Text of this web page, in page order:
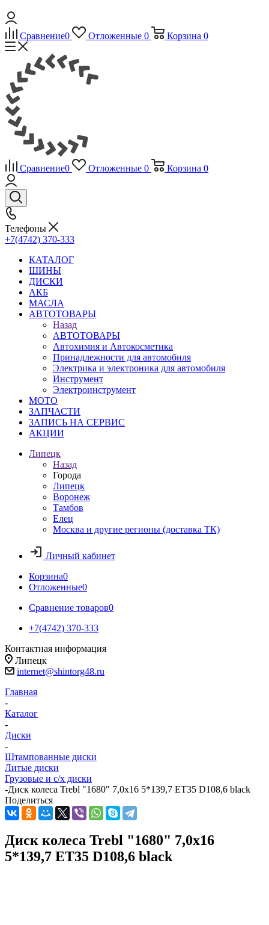
Сравнение0 Отложенные 0 Корзина 0
Сравнение0 Отложенные 0 Корзина 0
Телефоны
+7(4742) 370-333
КАТАЛОГ
ШИНЫ
ДИСКИ
АКБ
МАСЛА
АВТОТОВАРЫ
Назад
АВТОТОВАРЫ
Автохимия и Автокосметика
Принадлежности для автомобиля
Электрика и электроника для автомобиля
Инструмент
Электроинструмент
МОТО
ЗАПЧАСТИ
ЗАПИСЬ НА СЕРВИС
АКЦИИ
Липецк
Назад
Города
Липецк
Воронеж
Тамбов
Елец
Москва и другие регионы (доставка ТК)
Личный кабинет
Корзина0
Отложенные0
Сравнение товаров0
+7(4742) 370-333
Контактная информация
Липецк
internet@shintorg48.ru
Главная
-
Каталог
-
Диски
-
Штампованные диски
Литые диски
Грузовые и с/х диски
-Диск колеса Trebl "1680" 7,0х16 5*139,7 ET35 D108,6 black
Поделиться
Диск колеса Trebl "1680" 7,0х16
5*139,7 ET35 D108,6 black